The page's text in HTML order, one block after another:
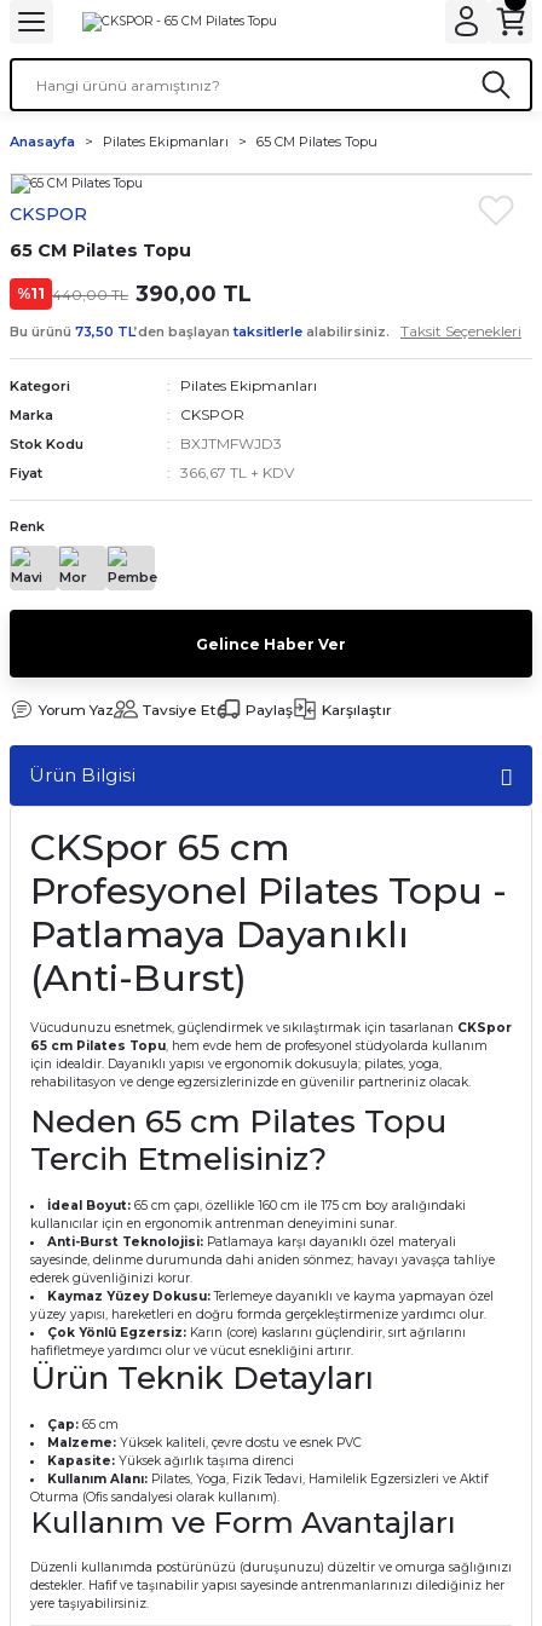
Anasayfa Pilates Ekipmanları 65 CM Pilates Topu
CKSPOR
65 CM Pilates Topu
%11 440,00 TL 390,00 TL
Bu ürünü 73,50 TL’den başlayantaksitlerle alabilirsiniz. Taksit Seçenekleri
Kategori Pilates Ekipmanları
Marka CKSPOR
Stok Kodu BXJTMFWJD3
Fiyat 366,67 TL + KDV
Renk
Gelince Haber Ver
Yorum Yaz Tavsiye Et Paylaş Karşılaştır
Ürün Bilgisi
CKSpor 65 cm
Profesyonel Pilates Topu -
Patlamaya Dayanıklı
(Anti-Burst)
Vücudunuzu esnetmek, güçlendirmek ve sıkılaştırmak için tasarlanan CKSpor
65 cm Pilates Topu, hem evde hem de profesyonel stüdyolarda kullanım
için idealdir. Dayanıklı yapısı ve ergonomik dokusuyla; pilates, yoga,
rehabilitasyon ve denge egzersizlerinizde en güvenilir partneriniz olacak.
Neden 65 cm Pilates Topu
Tercih Etmelisiniz?
İdeal Boyut: 65 cm çapı, özellikle 160 cm ile 175 cm boy aralığındaki
kullanıcılar için en ergonomik antrenman deneyimini sunar.
Anti-Burst Teknolojisi: Patlamaya karşı dayanıklı özel materyali
sayesinde, delinme durumunda dahi aniden sönmez; havayı yavaşça tahliye
ederek güvenliğinizi korur.
Kaymaz Yüzey Dokusu:Terlemeye dayanıklı ve kayma yapmayan özel
yüzey yapısı, hareketleri en doğru formda gerçekleştirmenize yardımcı olur.
Çok Yönlü Egzersiz: Karın (core) kaslarını güçlendirir, sırt ağrılarını
hafifletmeye yardımcı olur ve vücut esnekliğini artırır.
Ürün Teknik Detayları
Çap: 65 cm
Malzeme: Yüksek kaliteli, çevre dostu ve esnek PVC
Kapasite: Yüksek ağırlık taşıma direnci
Kullanım Alanı: Pilates, Yoga, Fizik Tedavi, Hamilelik Egzersizleri ve Aktif
Oturma (Ofis sandalyesi olarak kullanım).
Kullanım ve Form Avantajları
Düzenli kullanımda postürünüzü (duruşunuzu) düzeltir ve omurga sağlığınızı
destekler. Hafif ve taşınabilir yapısı sayesinde antrenmanlarınızı dilediğiniz her
yere taşıyabilirsiniz.